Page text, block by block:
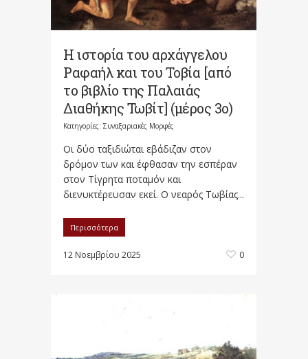
Η ιστορία του αρχάγγελου
Ραφαήλ και του Τοβία [από
το βιβλίο της Παλαιάς
Διαθήκης Τωβίτ] (μέρος 3ο)
Κατηγορίες: Συναξαριακές Μορφές
Οι δύο ταξιδιώται εβάδιζαν στον
δρόμον των και έφθασαν την εσπέραν
στον Τίγρητα ποταμόν και
διενυκτέρευσαν εκεί. Ο νεαρός Τωβίας...
Περισσότερα
12 Νοεμβρίου 2025 0